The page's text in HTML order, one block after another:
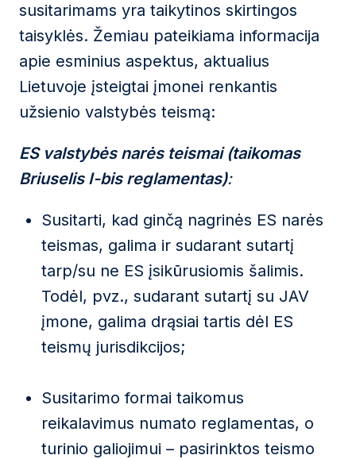
susitarimams yra taikytinos skirtingos
taisyklės. Žemiau pateikiama informacija
apie esminius aspektus, aktualius
Lietuvoje įsteigtai įmonei renkantis
užsienio valstybės teismą:
ES valstybės narės teismai (taikomas
Briuselis I-bis reglamentas):
Susitarti, kad ginčą nagrinės ES narės
teismas, galima ir sudarant sutartį
tarp/su ne ES įsikūrusiomis šalimis.
Todėl, pvz., sudarant sutartį su JAV
įmone, galima drąsiai tartis dėl ES
teismų jurisdikcijos;
Susitarimo formai taikomus
reikalavimus numato reglamentas, o
turinio galiojimui – pasirinktos teismo